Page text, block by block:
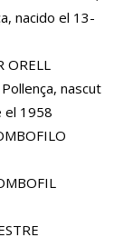
nacido el 13-
ORELL
nascut
el 1958